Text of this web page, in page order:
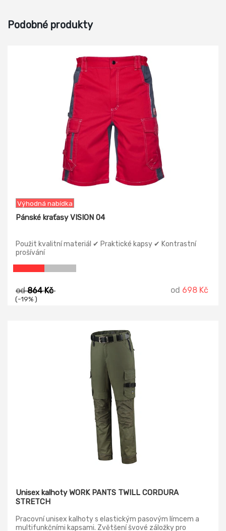
Podobné produkty
Výhodná nabídka
Pánské kraťasy VISION 04
Použit kvalitní materiál ✔ Praktické kapsy ✔ Kontrastní
prošívání
od864 Kč
(-19% )
od 698 Kč
Unisex kalhoty WORK PANTS TWILL CORDURA
STRETCH
Pracovní unisex kalhoty s elastickým pasovým límcem a
multifunkčními kapsami. Zvětšení švové záložky pro